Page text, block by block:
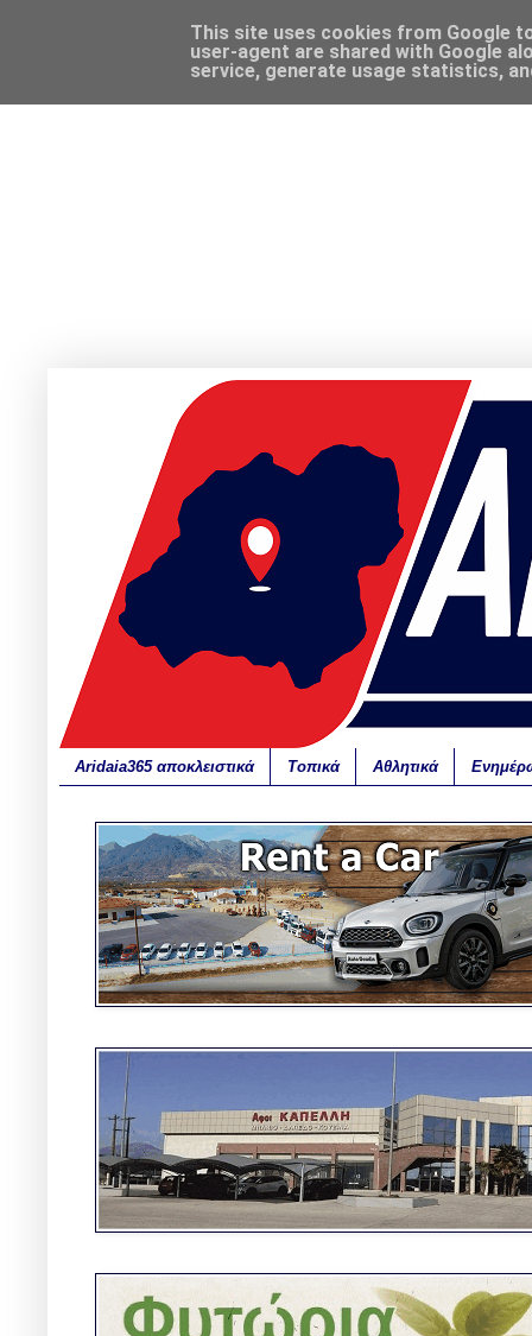
Aridaia365 αποκλειστικά Τοπικά Αθλητικά
This site uses cookies from Google
user-agent are shared with Google
service, generate usage statistics,